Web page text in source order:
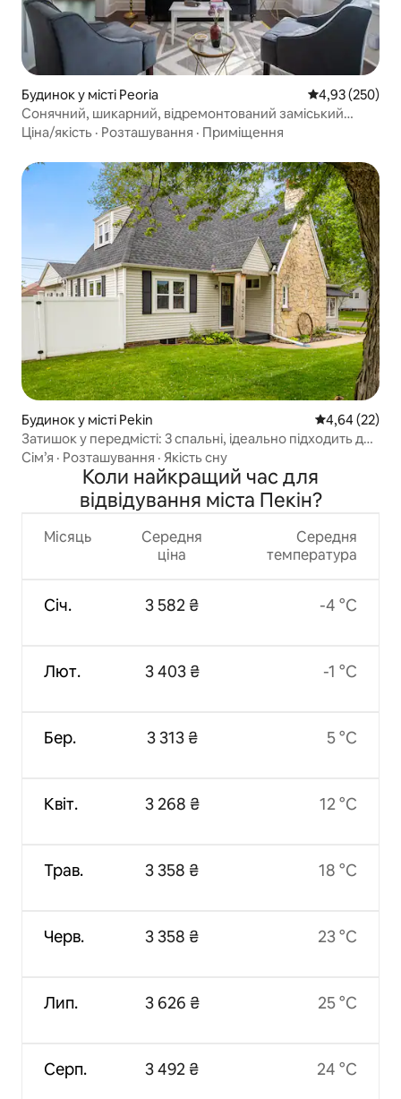
Будинок у місті Peoria Середня
4,93 (250)
Сонячний, шикарний, відремонтований заміський
будинок, поруч із усім
Ціна/якість · Розташування · Приміщення
Будинок у місті Pekin Середня
4,64 (22)
Затишок у передмісті: 3 спальні, ідеально підходить для
тривалого перебування
Сім’я · Розташування · Якість сну
Коли найкращий час для
відвідування міста Пекін?
Місяць
Січ.
Лют.
Бер.
Квіт.
Трав.
Черв.
Лип.
Серп.
Середня
ціна
3 582 ₴
3 403 ₴
3 313 ₴
3 268 ₴
3 358 ₴
3 358 ₴
3 626 ₴
3 492 ₴
Середня
температура
-4 °C
-1 °C
5 °C
12 °C
18 °C
23 °C
25 °C
24 °C